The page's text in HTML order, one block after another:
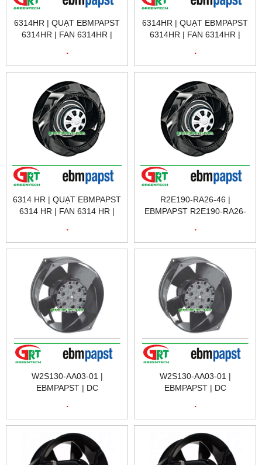
6314HR | QUẠT EBMPAPST
6314HR | FAN 6314HR |
.
6314HR | QUẠT EBMPAPST
6314HR | FAN 6314HR |
.
6314 HR | QUẠT EBMPAPST
6314 HR | FAN 6314 HR |
.
R2E190-RA26-46 |
EBMPAPST R2E190-RA26-
EBMPAPST VIETNAM
.
W2S130-AA03-01 |
EBMPAPST | DC
EBMPAPST VIETNAM
.
W2S130-AA03-01 |
EBMPAPST | DC
EBMPAPST VIETNAM
.